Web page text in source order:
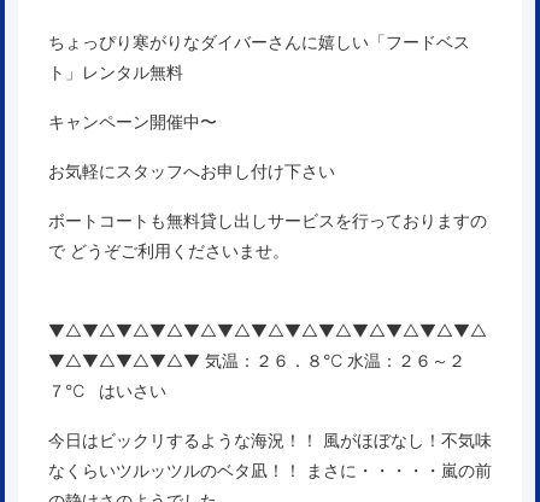
ちょっぴり寒がりなダイバーさんに嬉しい「フードベス
ト」レンタル無料
キャンペーン開催中〜
お気軽にスタッフへお申し付け下さい
ボートコートも無料貸し出しサービスを行っておりますの
で どうぞご利用くださいませ。
▼△▼△▼△▼△▼△▼△▼△▼△▼△▼△▼△▼△▼△
▼△▼△▼△▼△▼ 気温：２６．８℃ 水温：２６～２
７℃ はいさい
今日はビックリするような海況！！ 風がほぼなし！不気味
なくらいツルッツルのベタ凪！！ まさに・・・・・嵐の前